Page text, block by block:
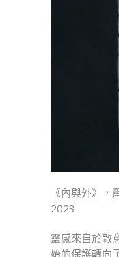
《內與外》，
2023
靈感來自於敵
始的保護轉向